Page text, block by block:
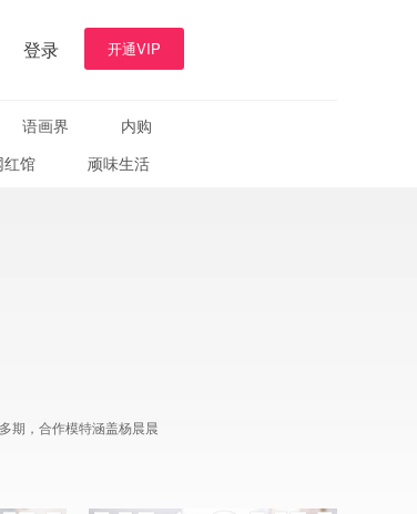
登录 开通VIP
语画界
内购
红馆 顽味生活
期，合作模特涵盖杨晨晨